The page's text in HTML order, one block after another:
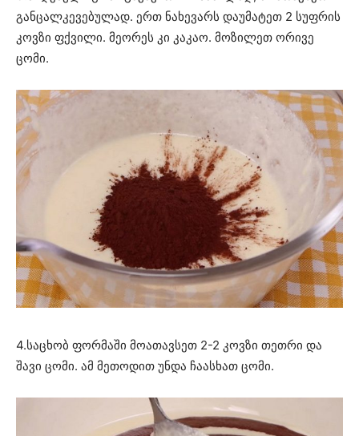
განცალკევებულად. ერთ ნახევარს დაუმატეთ 2 სუფრის
კოვზი ფქვილი. მეორეს კი კაკაო. მოზილეთ ორივე
ცომი.
4.საცხობ ფორმაში მოათავსეთ 2-2 კოვზი თეთრი და
შავი ცომი. ამ მეთოდით უნდა ჩაასხათ ცომი.